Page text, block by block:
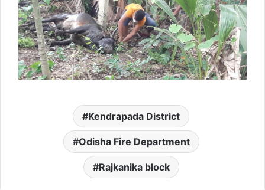
Kendrapada District
Odisha Fire Department
Rajkanika block